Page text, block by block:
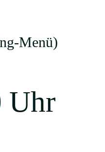
Menü)
Uhr